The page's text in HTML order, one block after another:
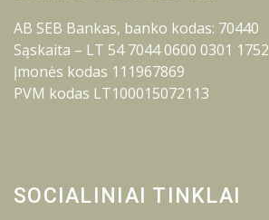
AB SEB Bankas, banko kodas: 70440
Sąskaita – LT 54 7044 0600 0301 1752
Įmonės kodas 111967869
PVM kodas LT100015072113
SOCIALINIAI TINKLAI